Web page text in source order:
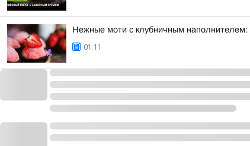
Нежные моти с клубничным
01:11